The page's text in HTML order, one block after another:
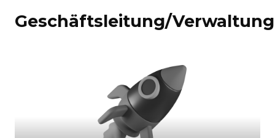
Geschäftsleitung/Verwaltung